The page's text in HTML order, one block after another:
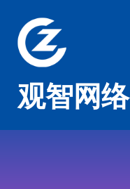
观智网络